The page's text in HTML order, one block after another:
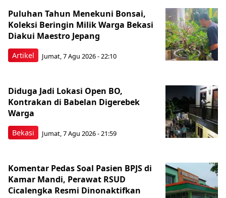
Artikel
Puluhan Tahun Menekuni Bonsai,
Koleksi Beringin Milik Warga Bekasi
Diakui Maestro Jepang
Jumat, 7 Agu 2026 - 22:10
Bekasi
Diduga Jadi Lokasi Open BO,
Kontrakan di Babelan Digerebek
Warga
Jumat, 7 Agu 2026 - 21:59
Komentar Pedas Soal Pasien BPJS di
Kamar Mandi, Perawat RSUD
Cicalengka Resmi Dinonaktifkan